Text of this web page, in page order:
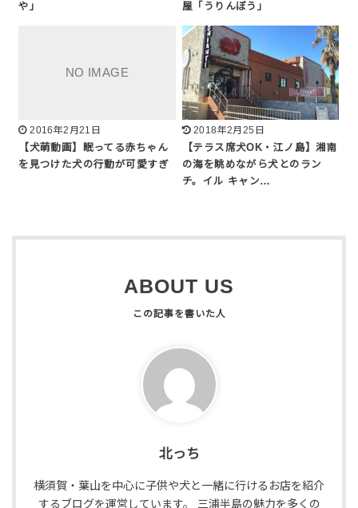
や」
屋「うりんぼう」
2016年2月21日
【犬萌動画】眠ってる赤ちゃん
を見つけた犬の行動が可愛すぎ
2018年2月25日
【テラス席犬OK・江ノ島】湘南
の海を眺めながら犬とのラン
チ。イル キャン…
ABOUT US
北っち
横須賀・葉山を中心に子供や犬と一緒に行けるお店を紹介
するブログを運営しています。 三浦半島の魅力を多くの